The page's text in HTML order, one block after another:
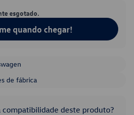
esgotado.
quando chegar!
de fábrica
compatibilidade deste produto?